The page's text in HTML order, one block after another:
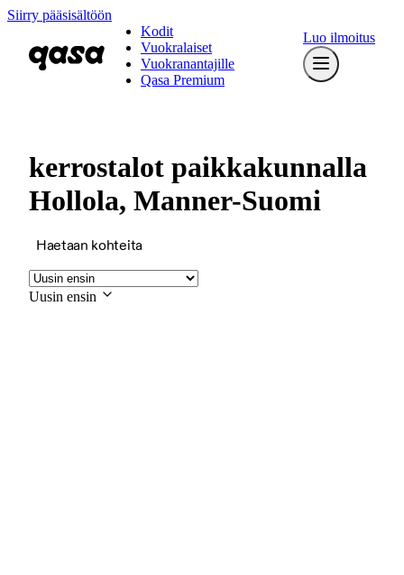
Siirry pääsisältöön
Kodit
Vuokralaiset
Vuokranantajille
Qasa Premium
Luo ilmoitus
kerrostalot paikkakunnalla
Hollola, Manner-Suomi
Haetaan kohteita
Uusin ensin